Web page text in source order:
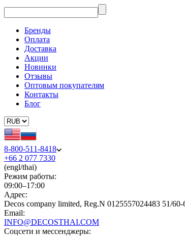
Бренды
Оплата
Доставка
Акции
Новинки
Отзывы
Оптовым покупателям
Контакты
Блог
8-800-511-8418
+66 2 077 7330
(engl/thai)
Режим работы:
09:00–17:00
Адрес:
Decos company limited, Reg.N 0125557024483 51/
Email:
INFO@DECOSTHAI.COM
Соцсети и мессенджеры: